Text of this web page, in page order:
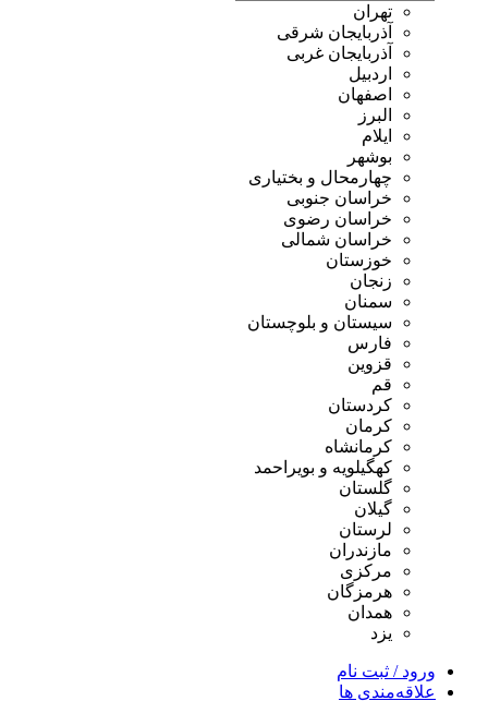
تهران
آذربایجان شرقی
آذربایجان غربی
اردبیل
اصفهان
البرز
ایلام
بوشهر
چهارمحال و بختیاری
خراسان جنوبی
خراسان رضوی
خراسان شمالی
خوزستان
زنجان
سمنان
سیستان و بلوچستان
فارس
قزوین
قم
کردستان
کرمان
کرمانشاه
کهگیلویه و بویراحمد
گلستان
گیلان
لرستان
مازندران
مرکزی
هرمزگان
همدان
یزد
ورود / ثبت نام
علاقه‌مندی ها